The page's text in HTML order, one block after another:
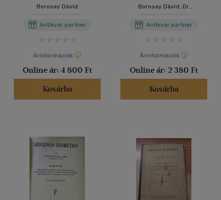
Borosay Dávid
Antikvár partner
Árinformációk
Online ár: 4 800 Ft
Kosárba
Borosay Dávid, Dr.
(szerk.)
Antikvár partner
Árinformációk
Online ár: 2 380 Ft
Kosárba